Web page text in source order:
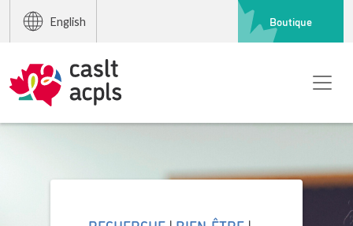
English Boutique